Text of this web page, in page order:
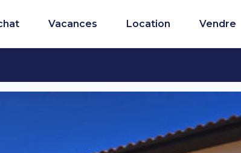
Vacances Location Vendre